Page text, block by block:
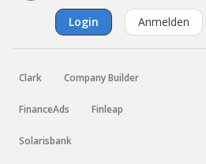
Login Anmelden
Clark Company Builder
FinanceAds Finleap
Solarisbank